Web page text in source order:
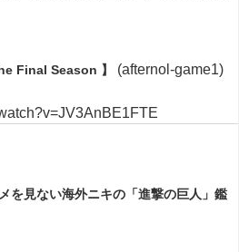
Final Season 】
(afternol-game1)
を見ない海外ニキの「進撃の巨人」鑑